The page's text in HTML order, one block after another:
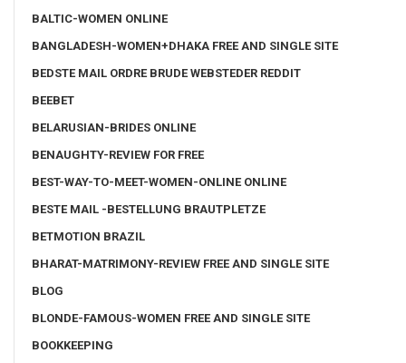
BALTIC-WOMEN ONLINE
BANGLADESH-WOMEN+DHAKA FREE AND SINGLE SITE
BEDSTE MAIL ORDRE BRUDE WEBSTEDER REDDIT
BEEBET
BELARUSIAN-BRIDES ONLINE
BENAUGHTY-REVIEW FOR FREE
BEST-WAY-TO-MEET-WOMEN-ONLINE ONLINE
BESTE MAIL -BESTELLUNG BRAUTPLETZE
BETMOTION BRAZIL
BHARAT-MATRIMONY-REVIEW FREE AND SINGLE SITE
BLOG
BLONDE-FAMOUS-WOMEN FREE AND SINGLE SITE
BOOKKEEPING